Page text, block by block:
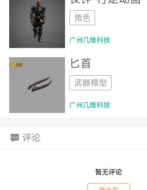
角色
广州几维科技
匕首
武器模型
广州几维科技
评论
暂无评论